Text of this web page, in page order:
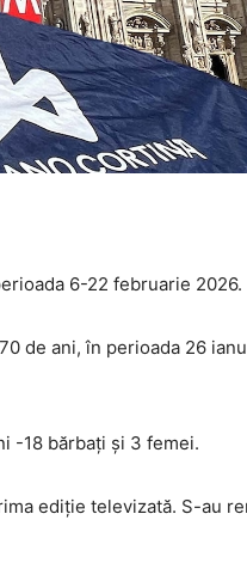
6-22 februarie 2026.
de ani, în perioada 26
-18 bărbați și 3 femei.
ediție televizată. S-au